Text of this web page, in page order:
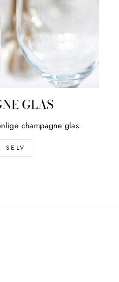
GLAS
champagne glas.
SELV